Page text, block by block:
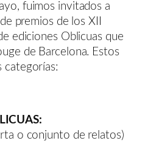
fuimos invitados a
premios de los XII
ediciones Oblicuas que
de Barcelona. Estos
categorías:
o conjunto de relatos)